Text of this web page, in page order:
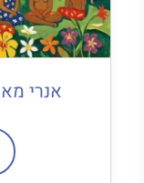
אנרי